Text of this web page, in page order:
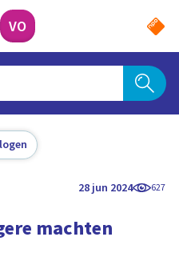
VO
28 jun 2024 627
machten